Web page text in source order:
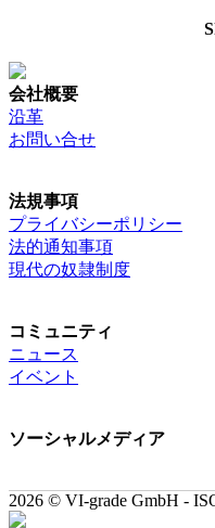
会社概要
沿革
お問い合せ
法規事項
プライバシーポリシー
法的通知事項
現代の奴隷制度
コミュニティ
ニュース
イベント
ソーシャルメディア
2026 © VI-grade GmbH -